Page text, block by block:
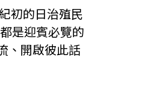
初的日治殖民
是迎賓必覽的
、開啟彼此話